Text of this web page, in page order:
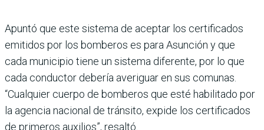
Apuntó que este sistema de aceptar los certificados
emitidos por los bomberos es para Asunción y que
cada municipio tiene un sistema diferente, por lo que
cada conductor debería averiguar en sus comunas.
“Cualquier cuerpo de bomberos que esté habilitado por
la agencia nacional de tránsito, expide los certificados
de primeros auxilios”, resaltó.